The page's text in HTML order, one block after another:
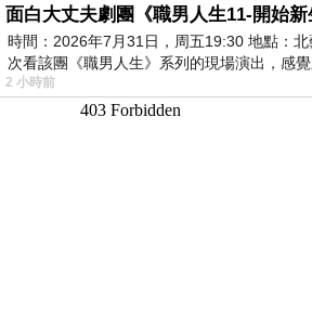
面白大丈夫劇團《職男人生11-開始新
時間：2026年7月31日，周五19:30 地點：
次看該團《職男人生》系列的現場演出，感
2 小時前